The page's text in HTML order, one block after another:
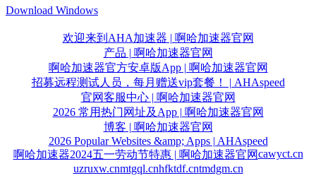
Download Windows
欢迎来到AHA加速器 | 啊哈加速器官网
产品 | 啊哈加速器官网
啊哈加速器官方安卓版App | 啊哈加速器官网
招募远程测试人员，每月赠送vip套餐！ | AHAspeed
官网客服中心 | 啊哈加速器官网
2026 常用热门网址及App | 啊哈加速器官网
博客 | 啊哈加速器官网
2026 Popular Websites &amp; Apps | AHAspeed
啊哈加速器2024五一劳动节特惠 | 啊哈加速器官网cawyct.cn
uzruxw.cnmtgql.cnhfktdf.cntmdgm.cn